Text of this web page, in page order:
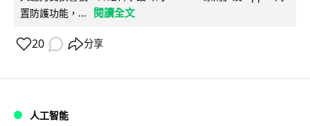
置防護功能，...
閱讀全文
20 分享
人工智能